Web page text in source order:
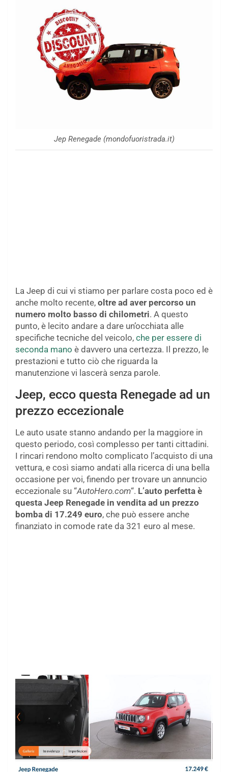
Jep Renegade (mondofuoristrada.it)
La Jeep di cui vi stiamo per parlare costa poco ed è
anche molto recente, oltre ad aver percorso un
numero molto basso di chilometri. A questo
punto, è lecito andare a dare un’occhiata alle
specifiche tecniche del veicolo, che per essere di
seconda mano è davvero una certezza. Il prezzo, le
prestazioni e tutto ciò che riguarda la
manutenzione vi lascerà senza parole.
Jeep, ecco questa Renegade ad un
prezzo eccezionale
Le auto usate stanno andando per la maggiore in
questo periodo, così complesso per tanti cittadini.
I rincari rendono molto complicato l’acquisto di una
vettura, e così siamo andati alla ricerca di una bella
occasione per voi, finendo per trovare un annuncio
eccezionale su “AutoHero.com“. L’auto perfetta è
questa Jeep Renegade in vendita ad un prezzo
bomba di 17.249 euro, che può essere anche
finanziato in comode rate da 321 euro al mese.